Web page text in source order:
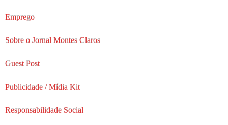
Emprego
Sobre o Jornal Montes Claros
Guest Post
Publicidade / Mídia Kit
Responsabilidade Social